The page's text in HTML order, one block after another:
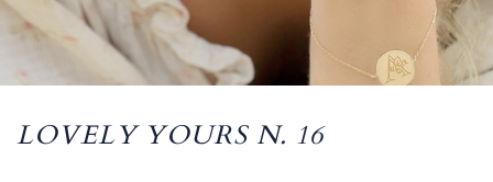
LOVELY YOURS N. 16